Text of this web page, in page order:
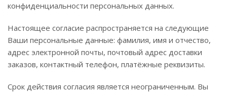
конфиденциальности персональных данных.
Настоящее согласие распространяется на следующие
Ваши персональные данные: фамилия, имя и отчество,
адрес электронной почты, почтовый адрес доставки
заказов, контактный телефон, платёжные реквизиты.
Срок действия согласия является неограниченным. Вы